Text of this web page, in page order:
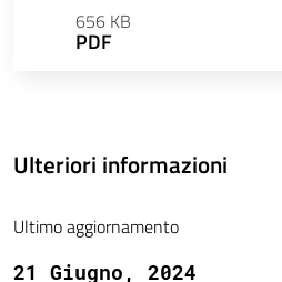
656 KB
PDF
Ulteriori informazioni
Ultimo aggiornamento
21 Giugno, 2024